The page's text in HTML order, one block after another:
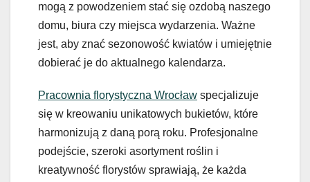
mogą z powodzeniem stać się ozdobą naszego
domu, biura czy miejsca wydarzenia. Ważne
jest, aby znać sezonowość kwiatów i umiejętnie
dobierać je do aktualnego kalendarza.
Pracownia florystyczna Wrocław specjalizuje
się w kreowaniu unikatowych bukietów, które
harmonizują z daną porą roku. Profesjonalne
podejście, szeroki asortyment roślin i
kreatywność florystów sprawiają, że każda